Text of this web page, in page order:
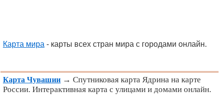
Карта мира - карты всех стран мира с городами онлайн.
Карта Чувашии → Спутниковая карта Ядрина на карте
России. Интерактивная карта с улицами и домами онлайн.